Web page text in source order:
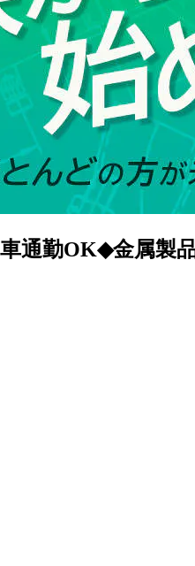
通勤OK◆金属製